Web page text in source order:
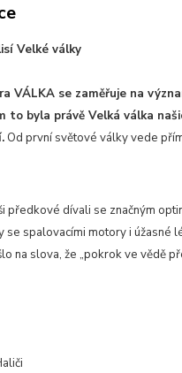
Velké války
VÁLKA se zaměřuje na
to byla právě Velká válka
Od první světové války vede
předkové dívali se značným
spalovacími motory i úžasné
na slova, že „pokrok ve vědě